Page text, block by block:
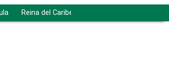
Reina del Caribe